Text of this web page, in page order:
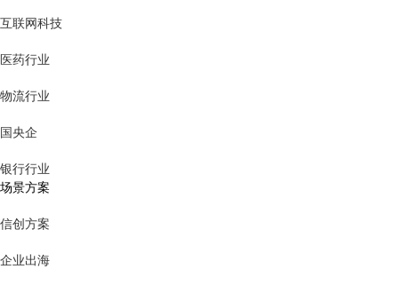
互联网科技
医药行业
物流行业
国央企
银行行业
场景方案
信创方案
企业出海